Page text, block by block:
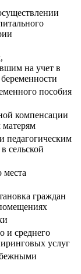
на учет в
пособия
компенсации
педагогическим
сельской
места
граждан
и среднего
услуг